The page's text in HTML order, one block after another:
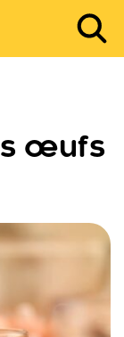
œufs